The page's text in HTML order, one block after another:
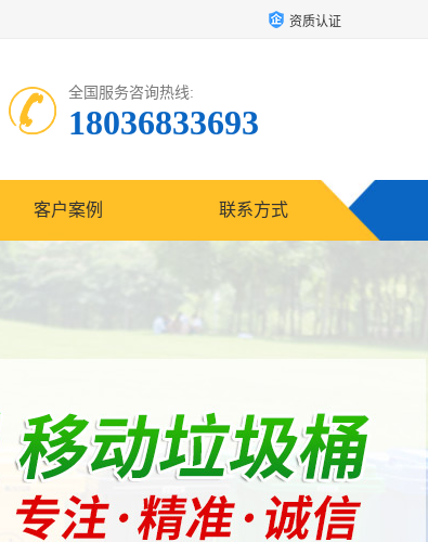
资质认证
全国服务咨询热线:
18036833693
客户案例 联系方式